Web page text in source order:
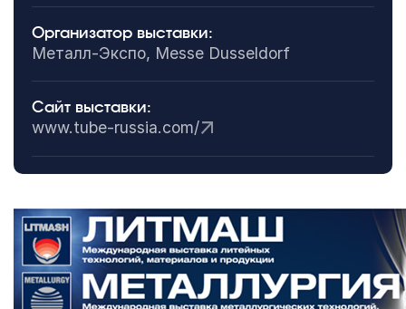
Организатор выставки:
Металл-Экспо, Messe Dusseldorf
Сайт выставки:
www.tube-russia.com/